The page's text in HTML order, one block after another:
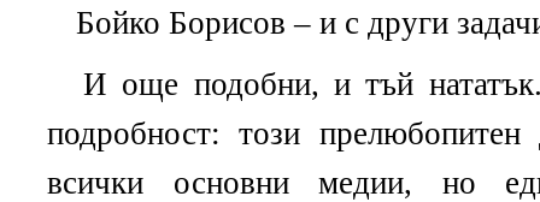
Бойко Борисов – и с други
И още подобни, и тъй
подробност: този
всички основни медии, но